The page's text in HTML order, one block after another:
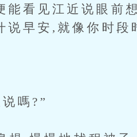
能看见江近说眼前
早安,就像你时段
嗎?”